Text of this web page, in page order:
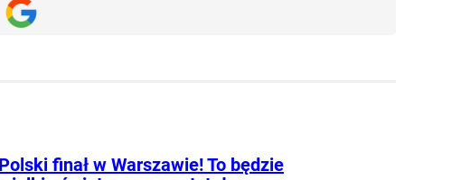
Polski finał w Warszawie! To będzie